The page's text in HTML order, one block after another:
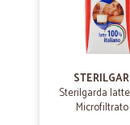
Sterilgarda
Microfiltrato